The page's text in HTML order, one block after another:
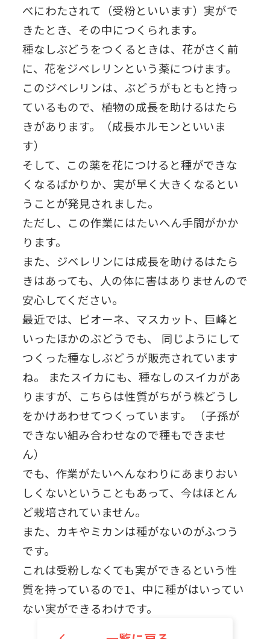
べにわたされて（受粉といいます）実がで
きたとき、その中につくられます。
種なしぶどうをつくるときは、花がさく前
に、花をジベレリンという薬につけます。
このジベレリンは、ぶどうがもともと持っ
ているもので、植物の成長を助けるはたら
きがあります。（成長ホルモンといいま
す）
そして、この薬を花につけると種ができな
くなるばかりか、実が早く大きくなるとい
うことが発見されました。
ただし、この作業にはたいへん手間がかか
ります。
また、ジベレリンには成長を助けるはたら
きはあっても、人の体に害はありませんので
安心してください。
最近では、ピオーネ、マスカット、巨峰と
いったほかのぶどうでも、 同じようにして
つくった種なしぶどうが販売されています
ね。 またスイカにも、種なしのスイカがあ
りますが、こちらは性質がちがう株どうし
をかけあわせてつくっています。 （子孫が
できない組み合わせなので種もできませ
ん）
でも、作業がたいへんなわりにあまりおい
しくないということもあって、今はほとん
ど栽培されていません。
また、カキやミカンは種がないのがふつう
です。
これは受粉しなくても実ができるという性
質を持っているので1、中に種がはいってい
ない実ができるわけです。